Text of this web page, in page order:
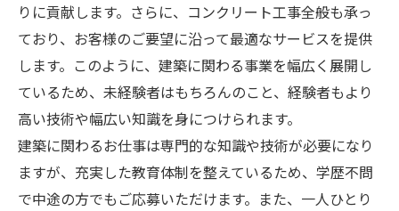
りに貢献します。さらに、コンクリート工事全般も承っ
ており、お客様のご要望に沿って最適なサービスを提供
します。このように、建築に関わる事業を幅広く展開し
ているため、未経験者はもちろんのこと、経験者もより
高い技術や幅広い知識を身につけられます。
建築に関わるお仕事は専門的な知識や技術が必要になり
ますが、充実した教育体制を整えているため、学歴不問
で中途の方でもご応募いただけます。また、一人ひとり